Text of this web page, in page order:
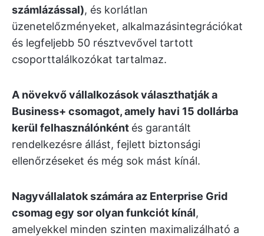
számlázással), és korlátlan
üzenetelőzményeket, alkalmazásintegrációkat
és legfeljebb 50 résztvevővel tartott
csoporttalálkozókat tartalmaz.
A növekvő vállalkozások választhatják a
Business+ csomagot, amely havi 15 dollárba
kerül felhasználónként és garantált
rendelkezésre állást, fejlett biztonsági
ellenőrzéseket és még sok mást kínál.
Nagyvállalatok számára az Enterprise Grid
csomag egy sor olyan funkciót kínál,
amelyekkel minden szinten maximalizálható a